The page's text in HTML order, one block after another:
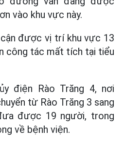
vào khu vực này.
được vị trí khu vực 13
công tác mất tích tại tiểu
điện Rào Trăng 4, nơi
từ Rào Trăng 3 sang
được 19 người, trong
về bệnh viện.